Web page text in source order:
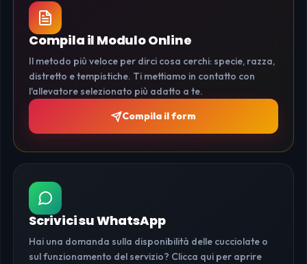
Compila il Modulo Online
Il metodo più veloce per dirci cosa cerchi: specie, razza,
distretto e tempistiche. Ti mettiamo in contatto con
l'allevatore selezionato più adatto a te.
Compila il form
Scrivici su WhatsApp
Hai una domanda sulla disponibilità delle cucciolate o
sul funzionamento del servizio? Clicca qui per aprire